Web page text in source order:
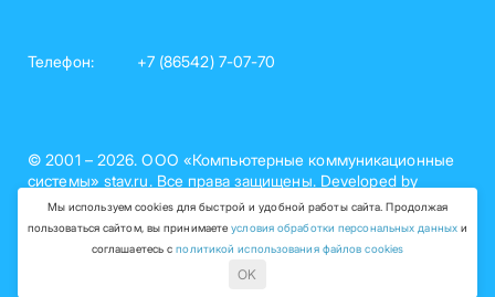
Мы используем cookies для быстрой и удобной работы сайта. Продолжая
пользоваться сайтом, вы принимаетеусловия обработки персональных данных и
соглашаетесь сполитикой использования файлов cookies
OK
Телефон: +7 (86542) 7-07-70
© 2001 – 2026. ООО «Компьютерные коммуникационные
системы» stav.ru. Все права защищены. Developed by
nelset.com
Политика обработки персональных данных (рег. №26-15-